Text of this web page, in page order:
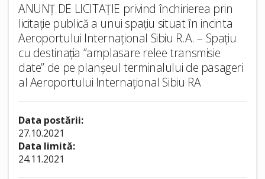
ANUNȚ DE LICITAȚIE privind închirierea prin
licitație publică a unui spațiu situat în incinta
Aeroportului Internațional Sibiu R.A. – Spațiu
cu destinația “amplasare relee transmisie
date” de pe planșeul terminalului de pasageri
al Aeroportului Internațional Sibiu RA
Data postării:
27.10.2021
Data limită:
24.11.2021